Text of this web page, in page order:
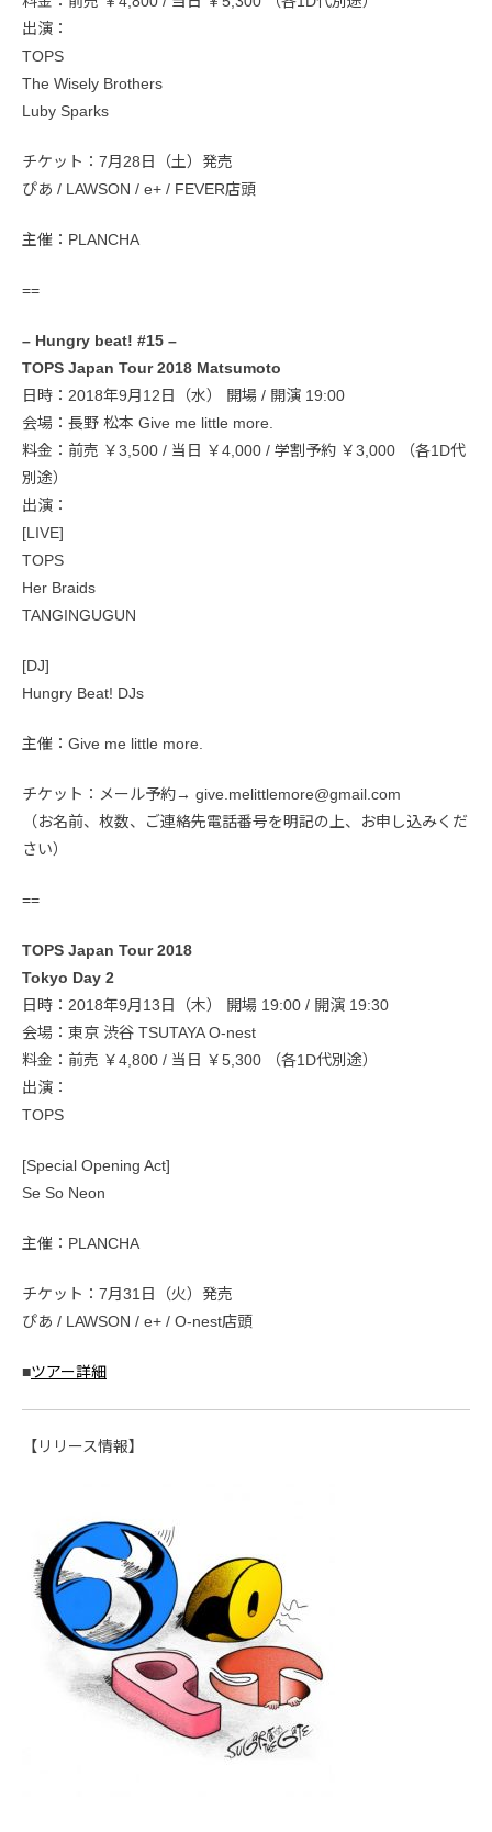
出演：
TOPS
The Wisely Brothers
Luby Sparks
チケット：7月28日（土）発売
ぴあ / LAWSON / e+ / FEVER店頭
主催：PLANCHA
==
– Hungry beat! #15 –
TOPS Japan Tour 2018 Matsumoto
日時：2018年9月12日（水） 開場 / 開演 19:00
会場：長野 松本 Give me little more.
料金：前売 ￥3,500 / 当日 ￥4,000 / 学割予約 ￥3,000 （各1D代
別途）
出演：
[LIVE]
TOPS
Her Braids
TANGINGUGUN
[DJ]
Hungry Beat! DJs
主催：Give me little more.
チケット：メール予約→ give.melittlemore@gmail.com
（お名前、枚数、ご連絡先電話番号を明記の上、お申し込みくだ
さい）
==
TOPS Japan Tour 2018
Tokyo Day 2
日時：2018年9月13日（木） 開場 19:00 / 開演 19:30
会場：東京 渋谷 TSUTAYA O-nest
料金：前売 ￥4,800 / 当日 ￥5,300 （各1D代別途）
出演：
TOPS
[Special Opening Act]
Se So Neon
主催：PLANCHA
チケット：7月31日（火）発売
ぴあ / LAWSON / e+ / O-nest店頭
■ツアー詳細
【リリース情報】